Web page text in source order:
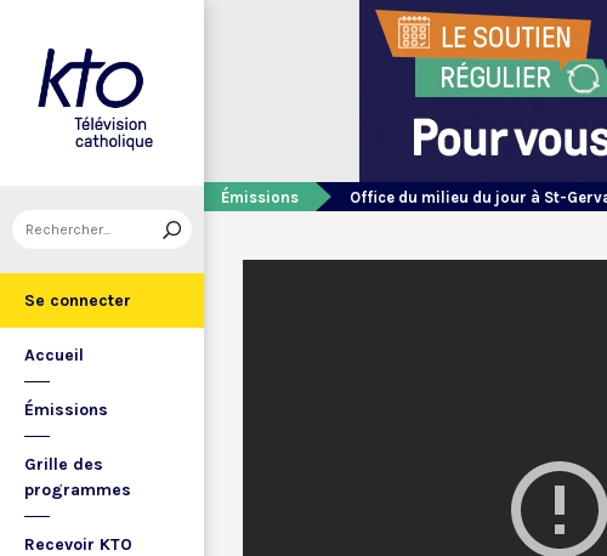
Se connecter
Accueil
Émissions
Grille des
programmes
Recevoir KTO
Émissions Office du milieu du jour à St-